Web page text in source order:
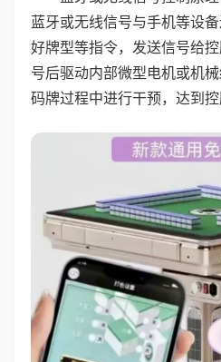
蓝牙或无线信号与手机等设
好牌型等指令，发送信号给
号后驱动内部微型电机或机械
码牌过程中进行干预，达到控